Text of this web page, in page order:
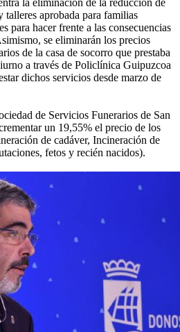
la eliminación de la reducción de
talleres aprobada para familias
para hacer frente a las consecuencias
se eliminarán los precios
de la casa de socorro que prestaba
a través de Policlínica Guipuzcoa
dichos servicios desde marzo de
de Servicios Funerarios de San
un 19,55% el precio de los
de cadáver, Incineración de
fetos y recién nacidos).